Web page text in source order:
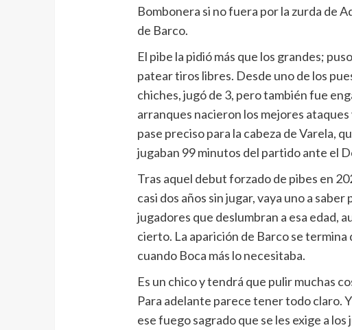
Bombonera si no fuera por la zurda de
de Barco.
El pibe la pidió más que los grandes;
patear tiros libres. Desde uno de los
chiches, jugó de 3, pero también fue
arranques nacieron los mejores
pase preciso para la cabeza de Varela,
jugaban 99 minutos del partido ante el
Tras aquel debut forzado de pibes en
casi dos años sin jugar, vaya uno a
jugadores que deslumbran a esa edad,
cierto. La aparición de Barco se
cuando Boca más lo necesitaba.
Es un chico y tendrá que pulir muchas
Para adelante parece tener todo claro.
ese fuego sagrado que se les exige a